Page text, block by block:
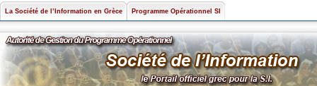
La Société de l’Information en Grèce Programme Opérationnel SI